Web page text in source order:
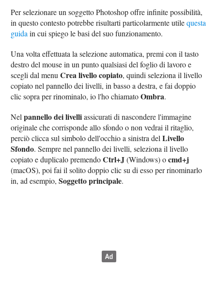
Per selezionare un soggetto Photoshop offre infinite possibilità,
in questo contesto potrebbe risultarti particolarmente utilequesta
guida in cui spiego le basi del suo funzionamento.
Una volta effettuata la selezione automatica, premi con il tasto
destro del mouse in un punto qualsiasi del foglio di lavoro e
scegli dal menuCrea livello copiato, quindi seleziona il livello
copiato nel pannello dei livelli, in basso a destra, e fai doppio
clic sopra per rinominalo, io l'ho chiamatoOmbra.
Nelpannello dei livelliassicurati di nascondere l'immagine
originale che corrisponde allo sfondo o non vedrai il ritaglio,
perciò clicca sul simbolo dell'occhio a sinistra delLivello
Sfondo. Sempre nel pannello dei livelli, seleziona il livello
copiato e duplicalo premendoCtrl+J(Windows) ocmd+j
(macOS), poi fai il solito doppio clic su di esso per rinominarlo
in, ad esempio,Soggetto principale.